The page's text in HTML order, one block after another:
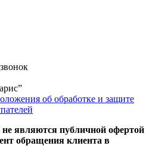
об обработке и защите
являются публичной офертой
обращения клиента в